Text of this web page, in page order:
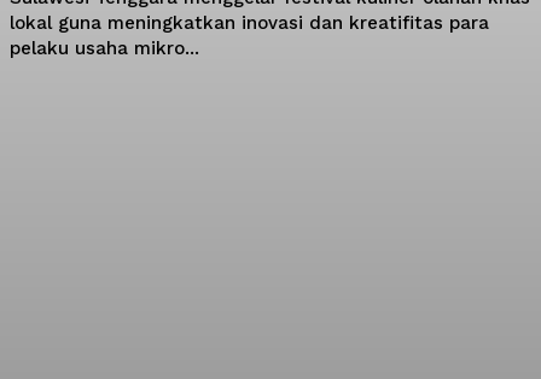
lokal guna meningkatkan inovasi dan kreatifitas para
pelaku usaha mikro...